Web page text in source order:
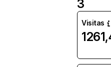
3
Visitas